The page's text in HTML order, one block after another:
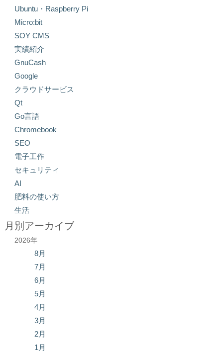
Ubuntu・Raspberry Pi
Micro:bit
SOY CMS
実績紹介
GnuCash
Google
クラウドサービス
Qt
Go言語
Chromebook
SEO
電子工作
セキュリティ
AI
肥料の使い方
生活
月別アーカイブ
2026年
8月
7月
6月
5月
4月
3月
2月
1月